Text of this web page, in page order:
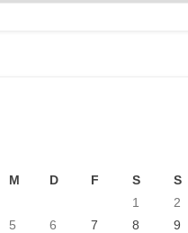
M D F S
S
1
2
5 6 7 8
9